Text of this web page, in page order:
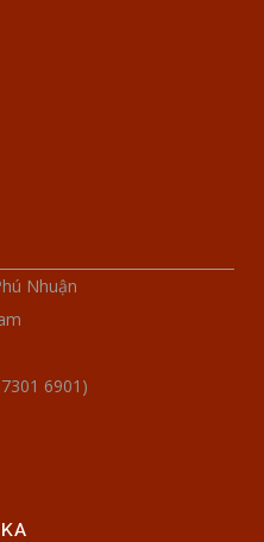
Nhuận
6901)